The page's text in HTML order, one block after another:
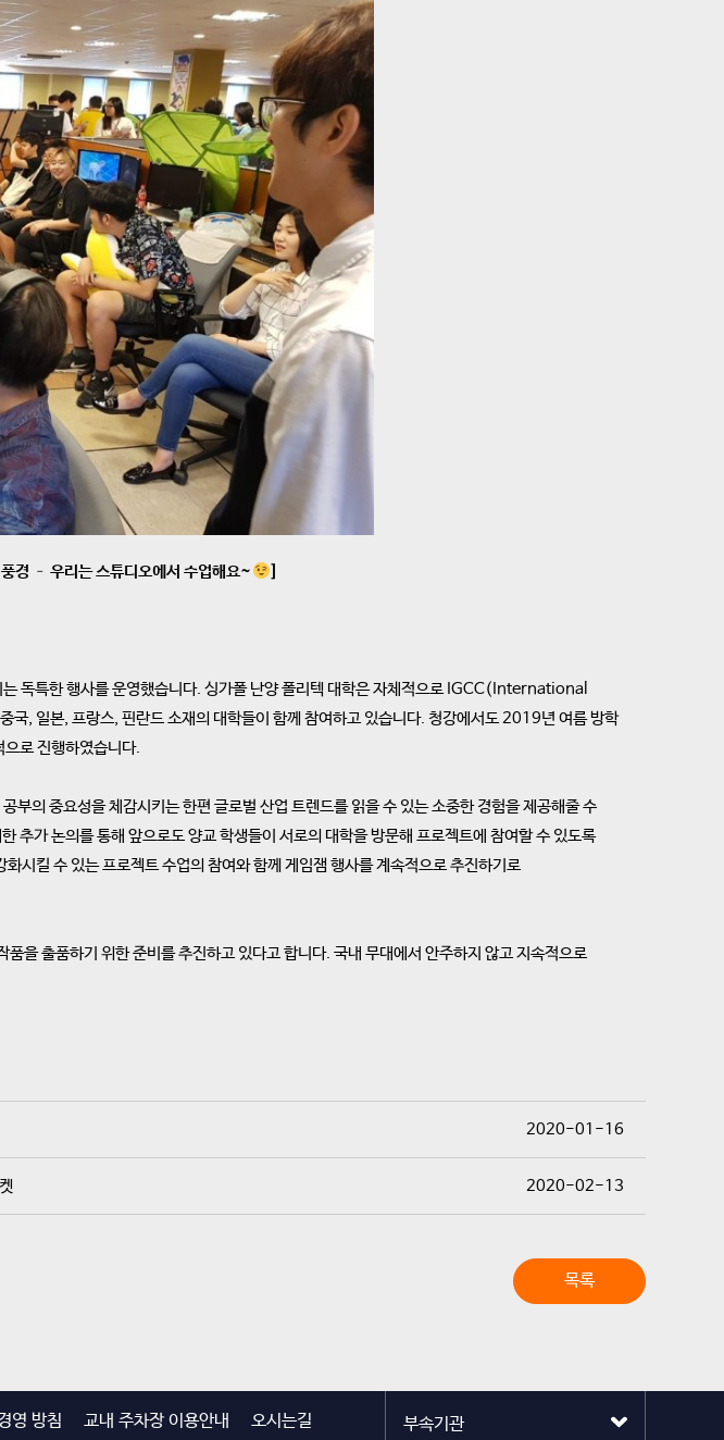
경 – 우리는 스튜디오에서 수업해요~ ]
독특한 행사를 운영했습니다. 싱가폴 난양 폴리텍 대학은 자체적으로 IGCC(International
, 일본, 프랑스, 핀란드 소재의 대학들이 함께 참여하고 있습니다. 청강에서도 2019년 여름 방학
으로 진행하였습니다.
의 중요성을 체감시키는 한편 글로벌 산업 트렌드를 읽을 수 있는 소중한 경험을 제공해줄 수
가 논의를 통해 앞으로도 양교 학생들이 서로의 대학을 방문해 프로젝트에 참여할 수 있도록
시킬 수 있는 프로젝트 수업의 참여와 함께 게임잼 행사를 계속적으로 추진하기로
을 출품하기 위한 준비를 추진하고 있다고 합니다. 국내 무대에서 안주하지 않고 지속적으로
2020-01-16
2020-02-13
목록
영 방침 교내 주차장 이용안내 오시는길